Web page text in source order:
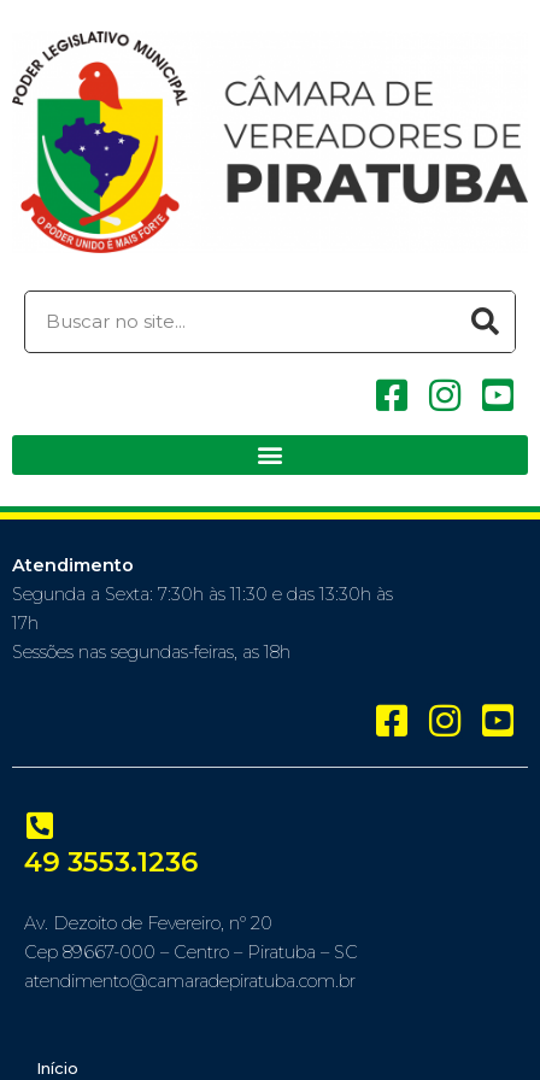
Atendimento
Segunda a Sexta: 7:30h às 11:30 e das 13:30h às
17h
Sessões nas segundas-feiras, as 18h
49 3553.1236
Av. Dezoito de Fevereiro, nº 20
Cep 89667-000 – Centro – Piratuba – SC
atendimento@camaradepiratuba.com.br
Início